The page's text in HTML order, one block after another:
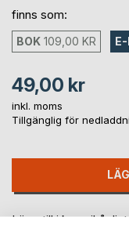
finns som:
BOK 109,00 KR
49,00 kr
inkl. moms
Tillgänglig för
Lägg till i kom-